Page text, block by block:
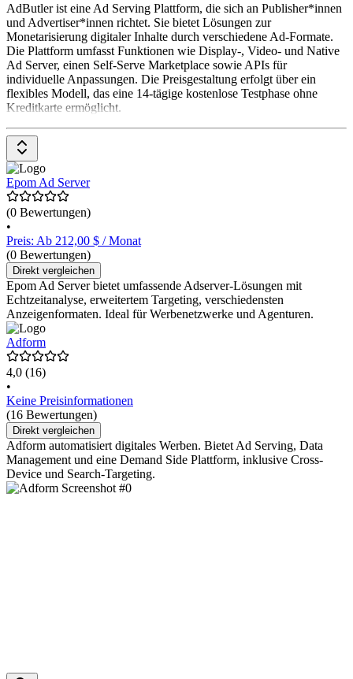
AdButler ist eine Ad Serving Plattform, die sich an Publisher*innen
und Advertiser*innen richtet. Sie bietet Lösungen zur
Monetarisierung digitaler Inhalte durch verschiedene Ad-Formate.
Die Plattform umfasst Funktionen wie Display-, Video- und Native
Ad Server, einen Self-Serve Marketplace sowie APIs für
individuelle Anpassungen. Die Preisgestaltung erfolgt über ein
flexibles Modell, das eine 14-tägige kostenlose Testphase ohne
Kreditkarte ermöglicht.
Epom Ad Server
(0 Bewertungen)
•
Preis: Ab 212,00 $ / Monat
(0 Bewertungen)
Direkt vergleichen
Epom Ad Server bietet umfassende Adserver-Lösungen mit
Echtzeitanalyse, erweitertem Targeting, verschiedensten
Anzeigenformaten. Ideal für Werbenetzwerke und Agenturen.
Adform
4,0 (16)
•
Keine Preisinformationen
(16 Bewertungen)
Direkt vergleichen
Adform automatisiert digitales Werben. Bietet Ad Serving, Data
Management und eine Demand Side Plattform, inklusive Cross-
Device und Search-Targeting.